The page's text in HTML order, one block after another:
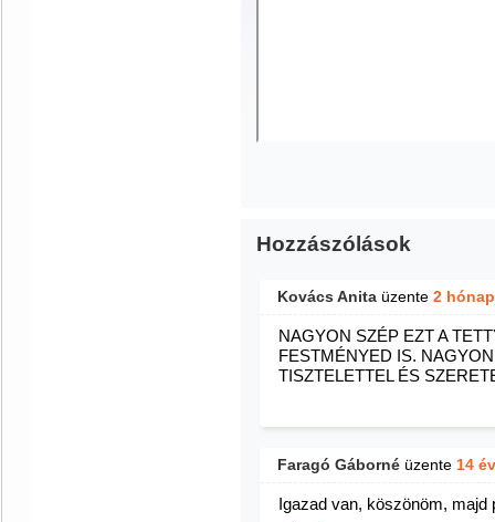
Hozzászólások
Kovács Anita üzente 2
NAGYON SZÉP EZT A
FESTMÉNYED IS.
TISZTELETTEL ÉS
Faragó Gáborné üzente 14
Igazad van, köszönöm, majd